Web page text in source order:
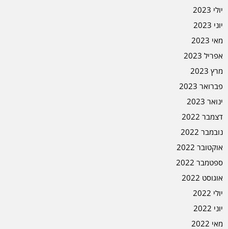
יולי 2023
יוני 2023
מאי 2023
אפריל 2023
מרץ 2023
פברואר 2023
ינואר 2023
דצמבר 2022
נובמבר 2022
אוקטובר 2022
ספטמבר 2022
אוגוסט 2022
יולי 2022
יוני 2022
מאי 2022